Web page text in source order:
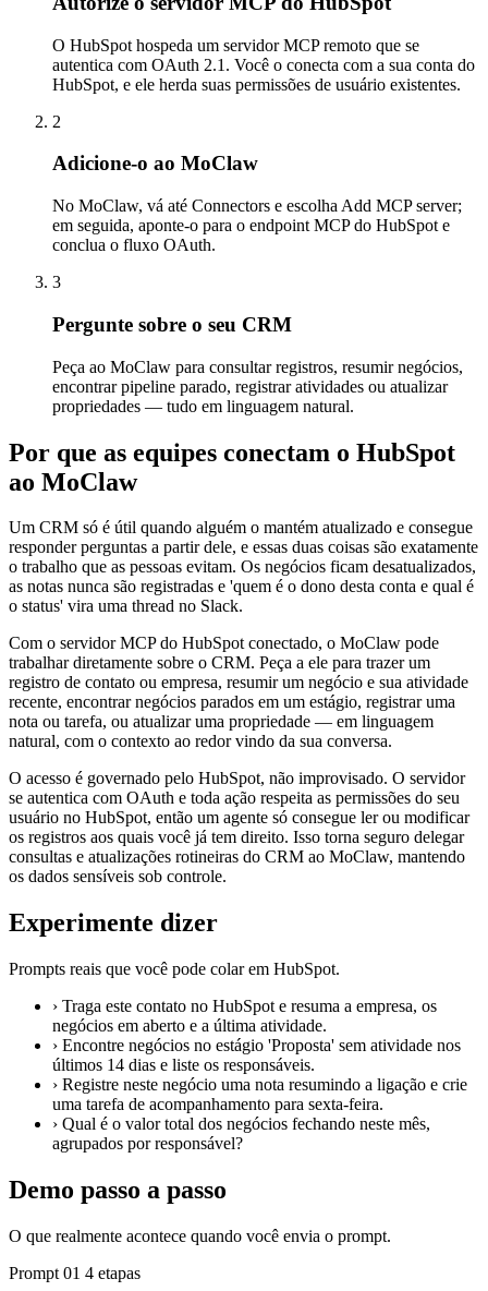
O HubSpot hospeda um servidor MCP remoto que se
autentica com OAuth 2.1. Você o conecta com a sua conta do
HubSpot, e ele herda suas permissões de usuário existentes.
2
Adicione-o ao MoClaw
No MoClaw, vá até Connectors e escolha Add MCP server;
em seguida, aponte-o para o endpoint MCP do HubSpot e
conclua o fluxo OAuth.
3
Pergunte sobre o seu CRM
Peça ao MoClaw para consultar registros, resumir negócios,
encontrar pipeline parado, registrar atividades ou atualizar
propriedades — tudo em linguagem natural.
Por que as equipes conectam o HubSpot
ao MoClaw
Um CRM só é útil quando alguém o mantém atualizado e consegue
responder perguntas a partir dele, e essas duas coisas são exatamente
o trabalho que as pessoas evitam. Os negócios ficam desatualizados,
as notas nunca são registradas e 'quem é o dono desta conta e qual é
o status' vira uma thread no Slack.
Com o servidor MCP do HubSpot conectado, o MoClaw pode
trabalhar diretamente sobre o CRM. Peça a ele para trazer um
registro de contato ou empresa, resumir um negócio e sua atividade
recente, encontrar negócios parados em um estágio, registrar uma
nota ou tarefa, ou atualizar uma propriedade — em linguagem
natural, com o contexto ao redor vindo da sua conversa.
O acesso é governado pelo HubSpot, não improvisado. O servidor
se autentica com OAuth e toda ação respeita as permissões do seu
usuário no HubSpot, então um agente só consegue ler ou modificar
os registros aos quais você já tem direito. Isso torna seguro delegar
consultas e atualizações rotineiras do CRM ao MoClaw, mantendo
os dados sensíveis sob controle.
Experimente dizer
Prompts reais que você pode colar em HubSpot.
› Traga este contato no HubSpot e resuma a empresa, os
negócios em aberto e a última atividade.
› Encontre negócios no estágio 'Proposta' sem atividade nos
últimos 14 dias e liste os responsáveis.
› Registre neste negócio uma nota resumindo a ligação e crie
uma tarefa de acompanhamento para sexta-feira.
› Qual é o valor total dos negócios fechando neste mês,
agrupados por responsável?
Demo passo a passo
O que realmente acontece quando você envia o prompt.
Prompt 01 4 etapas